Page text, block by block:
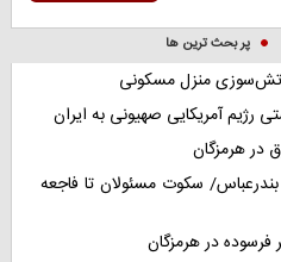
پر بحث ترین ها
رژیم آمریکایی صهیونی به ایران
در هرمزگان
سکوت مسئولان تا فاجعه